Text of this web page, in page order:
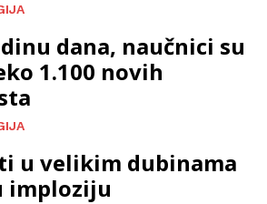
dana, naučnici su
1.100 novih
u velikim dubinama
imploziju